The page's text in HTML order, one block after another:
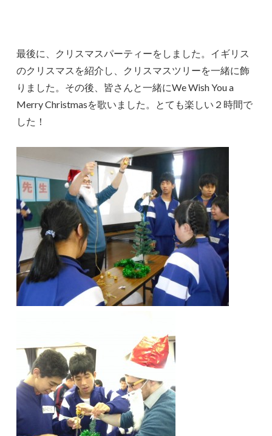
最後に、クリスマスパーティーをしました。イギリス
のクリスマスを紹介し、クリスマスツリーを一緒に飾
りました。その後、皆さんと一緒にWe Wish You a
Merry Christmasを歌いました。とても楽しい２時間で
した！